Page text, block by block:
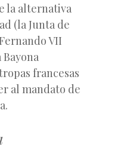
la alternativa
(la Junta de
VII
francesas
al mandato de